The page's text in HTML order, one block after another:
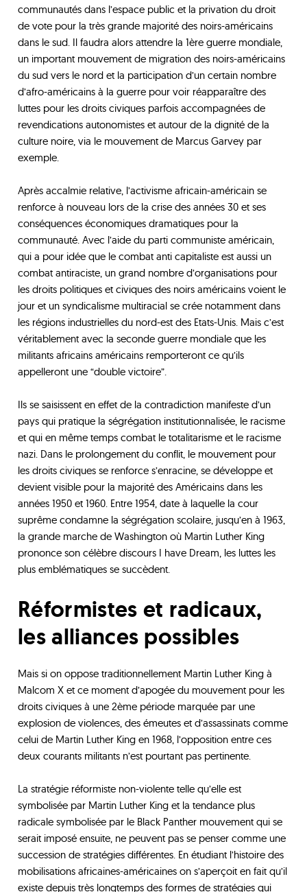
communautés dans l’espace public et la privation du droit
de vote pour la très grande majorité des noirs-américains
dans le sud. Il faudra alors attendre la 1ère guerre mondiale,
un important mouvement de migration des noirs-américains
du sud vers le nord et la participation d’un certain nombre
d’afro-américains à la guerre pour voir réapparaître des
luttes pour les droits civiques parfois accompagnées de
revendications autonomistes et autour de la dignité de la
culture noire, via le mouvement de Marcus Garvey par
exemple.
Après accalmie relative, l’activisme africain-américain se
renforce à nouveau lors de la crise des années 30 et ses
conséquences économiques dramatiques pour la
communauté. Avec l’aide du parti communiste américain,
qui a pour idée que le combat anti capitaliste est aussi un
combat antiraciste, un grand nombre d’organisations pour
les droits politiques et civiques des noirs américains voient le
jour et un syndicalisme multiracial se crée notamment dans
les régions industrielles du nord-est des Etats-Unis. Mais c’est
véritablement avec la seconde guerre mondiale que les
militants africains américains remporteront ce qu’ils
appelleront une “double victoire”.
Ils se saisissent en effet de la contradiction manifeste d’un
pays qui pratique la ségrégation institutionnalisée, le racisme
et qui en même temps combat le totalitarisme et le racisme
nazi. Dans le prolongement du conflit, le mouvement pour
les droits civiques se renforce s’enracine, se développe et
devient visible pour la majorité des Américains dans les
années 1950 et 1960. Entre 1954, date à laquelle la cour
suprême condamne la ségrégation scolaire, jusqu’en à 1963,
la grande marche de Washington où Martin Luther King
prononce son célèbre discours I have Dream, les luttes les
plus emblématiques se succèdent.
Réformistes et radicaux,
les alliances possibles
Mais si on oppose traditionnellement Martin Luther King à
Malcom X et ce moment d’apogée du mouvement pour les
droits civiques à une 2ème période marquée par une
explosion de violences, des émeutes et d’assassinats comme
celui de Martin Luther King en 1968, l’opposition entre ces
deux courants militants n’est pourtant pas pertinente.
La stratégie réformiste non-violente telle qu’elle est
symbolisée par Martin Luther King et la tendance plus
radicale symbolisée par le Black Panther mouvement qui se
serait imposé ensuite, ne peuvent pas se penser comme une
succession de stratégies différentes. En étudiant l’histoire des
mobilisations africaines-américaines on s’aperçoit en fait qu’il
existe depuis très longtemps des formes de stratégies qui